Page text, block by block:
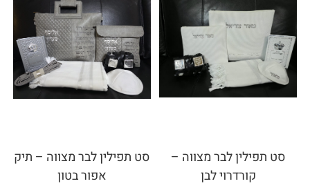
סט תפילין לבר מצווה –
קורדרוי לבן
סט תפילין לבר מצווה – תיק
אפור בטון